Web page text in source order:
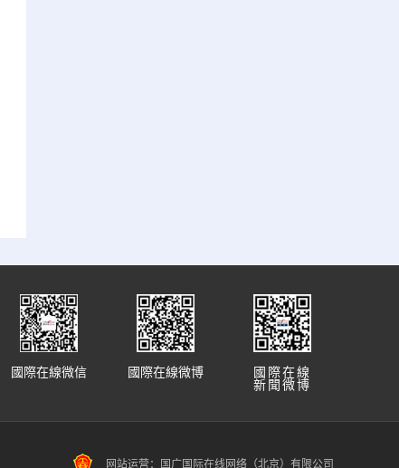
國際在線
新聞微博
國際在線微博
國際在線微信
网站运营：国广国际在线网络（北京）有限公司